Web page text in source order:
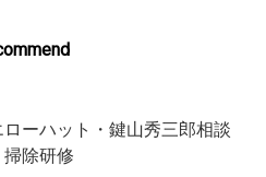
ローハット・鍵山秀三郎相談
掃除研修